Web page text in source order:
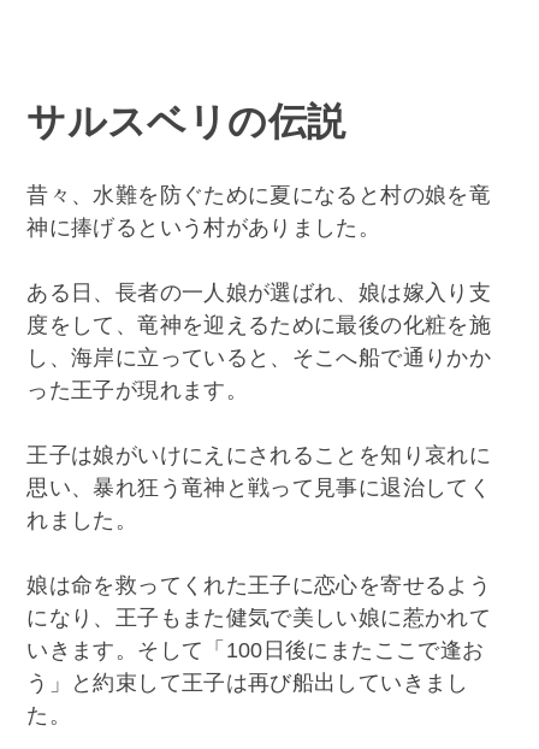
サルスベリの伝説
昔々、水難を防ぐために夏になると村の娘を竜
神に捧げるという村がありました。
ある日、長者の一人娘が選ばれ、娘は嫁入り支
度をして、竜神を迎えるために最後の化粧を施
し、海岸に立っていると、そこへ船で通りかか
った王子が現れます。
王子は娘がいけにえにされることを知り哀れに
思い、暴れ狂う竜神と戦って見事に退治してく
れました。
娘は命を救ってくれた王子に恋心を寄せるよう
になり、王子もまた健気で美しい娘に惹かれて
いきます。そして「100日後にまたここで逢お
う」と約束して王子は再び船出していきまし
た。